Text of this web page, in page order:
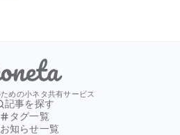
めの小ネタ共有サービス
記事を探す
タグ一覧
お知らせ一覧